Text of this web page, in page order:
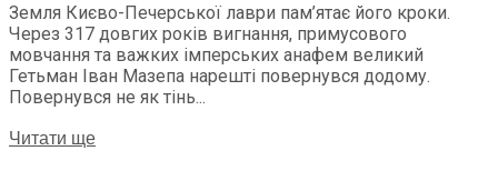
Земля Києво-Печерської лаври пам’ятає його кроки.
Через 317 довгих років вигнання, примусового
мовчання та важких імперських анафем великий
Гетьман Іван Мазепа нарешті повернувся додому.
Повернувся не як тінь...
Читати ще